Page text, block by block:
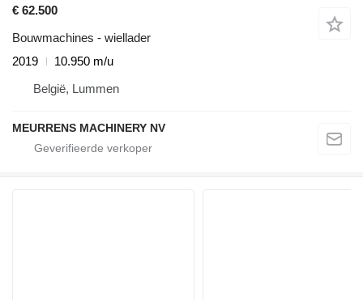
€ 62.500
Bouwmachines - wiellader
2019
10.950 m/u
België, Lummen
MEURRENS MACHINERY NV